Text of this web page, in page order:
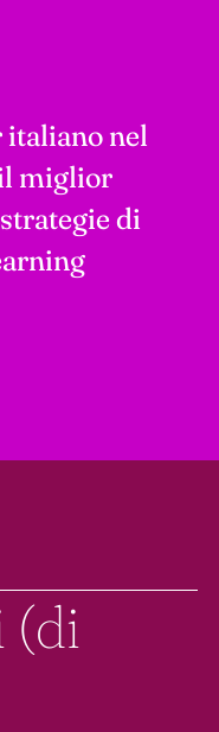
nel
miglior
di
(di